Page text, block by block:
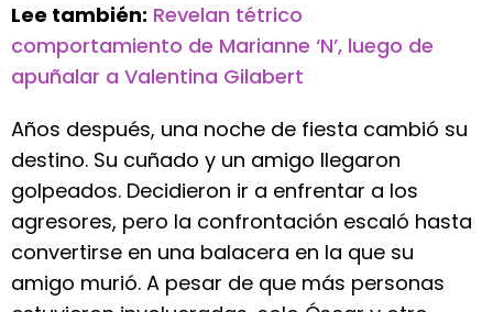
Lee también: Revelan tétrico
comportamiento de Marianne ‘N’, luego de
apuñalar a Valentina Gilabert
Años después, una noche de fiesta cambió su
destino. Su cuñado y un amigo llegaron
golpeados. Decidieron ir a enfrentar a los
agresores, pero la confrontación escaló hasta
convertirse en una balacera en la que su
amigo murió. A pesar de que más personas